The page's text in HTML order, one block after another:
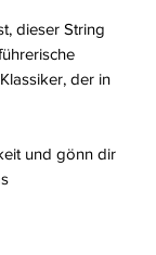
dieser String
der in
und gönn dir